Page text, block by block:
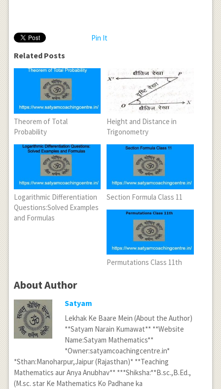
Pin It
Related Posts
Theorem of Total
Probability
Height and Distance in
Trigonometry
Logarithmic Differentiation
Questions:Solved Examples
and Formulas
Section Formula Class 11
Permutations Class 11th
About Author
Satyam
Lekhak Ke Baare Mein (About the Author)
**Satyam Narain Kumawat** **Website
Name:Satyam Mathematics**
*Owner:satyamcoachingcentre.in*
*Sthan:Manoharpur,Jaipur (Rajasthan)* **Teaching
Mathematics aur Anya Anubhav** ***Shiksha:**B.sc.,B.Ed.,
(M.sc. star Ke Mathematics Ko Padhane ka